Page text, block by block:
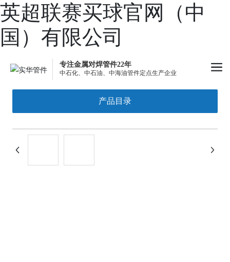
英超联赛买球官网（中
国）有限公司
专注金属对焊管件22年
中石化、中石油、中海油管件定点生产企业
产品目录